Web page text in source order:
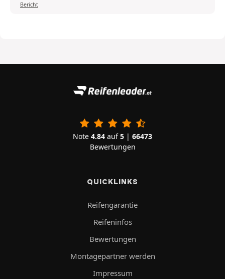
Bericht
Note 4.84 auf5 | 66473
Bewertungen
QUICKLINKS
Reifengarantie
Reifeninfos
Bewertungen
Montagepartner werden
Impressum